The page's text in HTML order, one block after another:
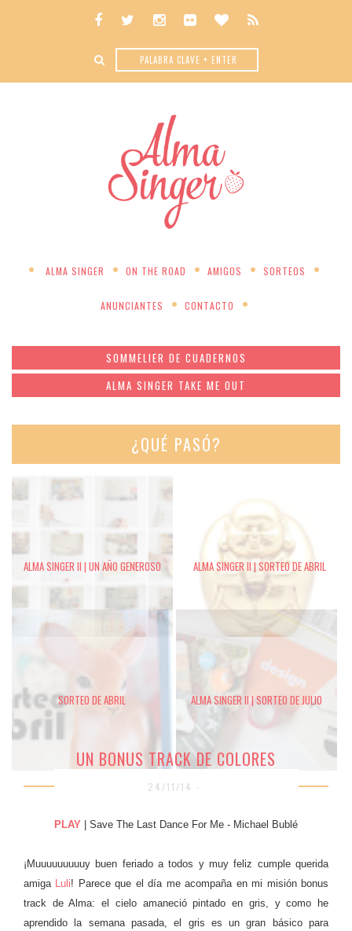
ALMA SINGER ON THE ROAD AMIGOS SORTEOS
ANUNCIANTES CONTACTO
SOMMELIER DE CUADERNOS
ALMA SINGER TAKE ME OUT
¿QUÉ PASÓ?
ALMA SINGER II | UN AÑO GENEROSO ALMA SINGER II | SORTEO DE ABRIL
SORTEO DE ABRIL ALMA SINGER II | SORTEO DE JULIO
UN BONUS TRACK DE COLORES
24/11/14 -
PLAY | Save The Last Dance For Me - Michael Bublé
¡Muuuuuuuuuy buen feriado a todos y muy feliz cumple querida
amiga Luli! Parece que el día me acompaña en mi misión bonus
track de Alma: el cielo amaneció pintado en gris, y como he
aprendido la semana pasada, el gris es un gran básico para